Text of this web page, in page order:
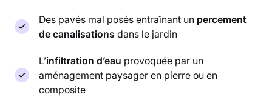
Des pavés mal posés entraînant un percement
de canalisations dans le jardin
L’infiltration d’eau provoquée par un
aménagement paysager en pierre ou en
composite